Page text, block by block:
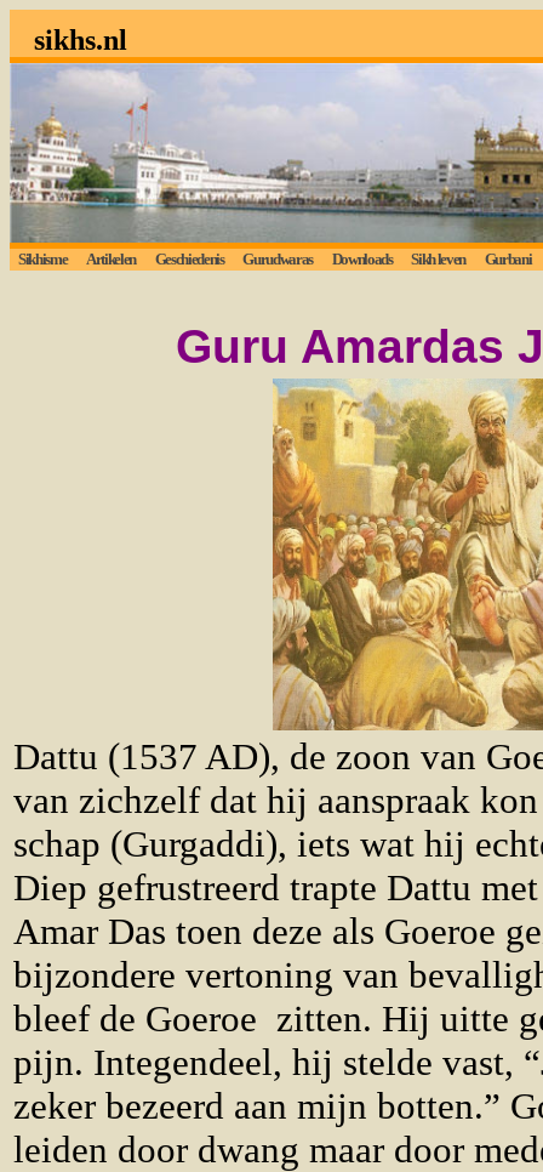
sikhs.nl
Sikhisme Artikelen Geschiedenis Gurudwaras Downloads Sikh leven Gurbani
Guru Amardas
Dattu (1537 AD), de zoon van
van zichzelf dat hij aanspraak
schap (Gurgaddi), iets wat hij
Diep gefrustreerd trapte Dattu
Amar Das toen deze als Goeroe
bijzondere vertoning van
bleef de Goeroe zitten. Hij uitte
pijn. Integendeel, hij stelde vast,
zeker bezeerd aan mijn botten.”
leiden door dwang maar door